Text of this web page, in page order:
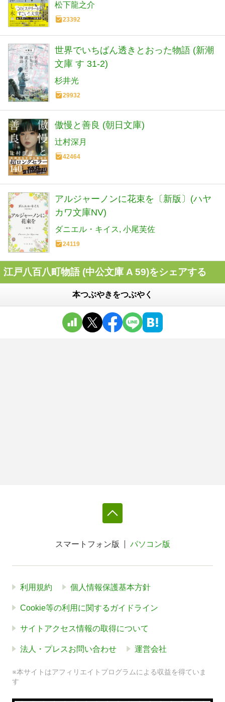
松下龍之介
23392
世界でいちばん透きとおった物語 (新潮
文庫 す 31-2)
杉井光
29932
傲慢と善良 (朝日文庫)
辻村深月
42464
アルジャーノンに花束を〔新版〕(ハヤ
カワ文庫NV)
ダニエル・キイス 小尾芙佐
24119
江戸八百八町物語 (中公文庫 A 59)をシェアする
本つぶやきをつぶやく
スマートフォン版 パソコン版
利用規約 個人情報保護基本方針
Cookie等の利用に関するガイドライン
サイトアクセス情報の取得について
法人・プレスお問い合わせ 運営会社
※本サイトはアフィリエイトプログラムによる収益を得ていま
す